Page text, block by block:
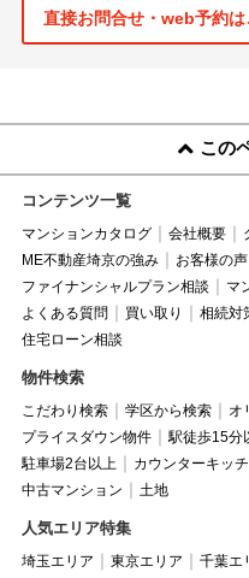
直接お問合せ・web予約は
この
コンテンツ一覧
マンションカタログ 会社概要
ME不動産埼京の強み
お客様の声
ファイナンシャルプラン相談
マ
よくある質問
買い取り 相続対
住宅ローン相談
物件検索
こだわり検索 学区から検索 オ
プライスダウン物件
駅徒歩15分
駐車場2台以上
カウンターキッ
中古マンション
土地
人気エリア特集
埼玉エリア 東京エリア 千葉エ